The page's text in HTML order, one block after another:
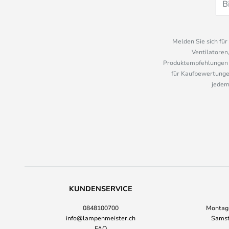
Melden Sie sich
für
KUNDENSERVICE
0848100700
info@lampenmeister.ch